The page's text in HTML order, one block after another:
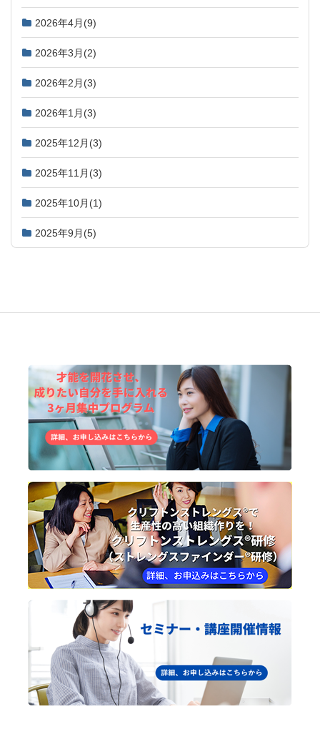
2026年4月 (9)
2026年3月 (2)
2026年2月 (3)
2026年1月 (3)
2025年12月 (3)
2025年11月 (3)
2025年10月 (1)
2025年9月 (5)